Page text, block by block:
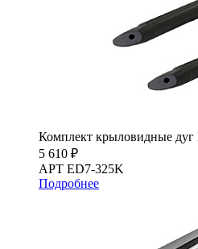
Комплект крыловидные
5 610 ₽
АРТ ED7-325K
Подробнее